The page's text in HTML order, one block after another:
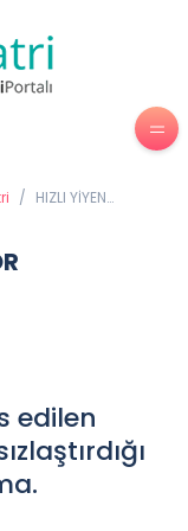
/ HIZLI YİYEN
edilen